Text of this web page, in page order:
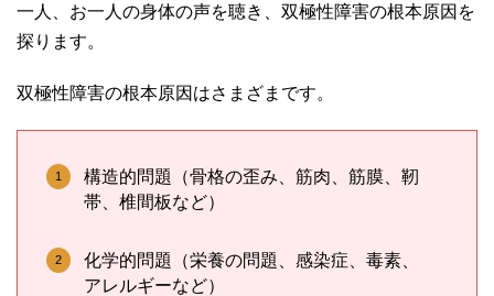
一人、お一人の身体の声を聴き、双極性障害の根本原因を
探ります。
双極性障害の根本原因はさまざまです。
構造的問題（骨格の歪み、筋肉、筋膜、靭
帯、椎間板など）
化学的問題（栄養の問題、感染症、毒素、
アレルギーなど）